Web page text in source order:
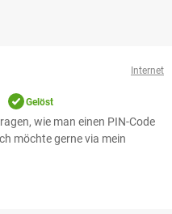
Internet
Gelöst
wie man einen PIN-Code
möchte gerne via mein